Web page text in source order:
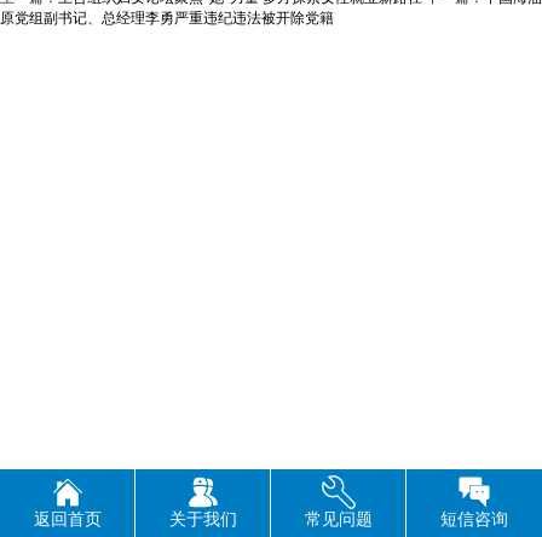
原党组副书记、总经理李勇严重违纪违法被开除党籍
返回首页 关于我们 常见问题 短信咨询